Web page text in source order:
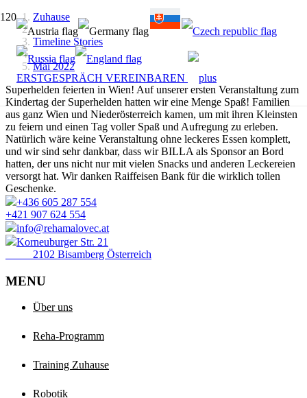
ERSTGESPRÄCH VEREINBAREN
Zuhause
Timeline Stories
Mai 2022
Superhelden feierten in Wien! Auf unserer ersten Veranstaltung zum
Kindertag der Superhelden hatten wir eine Menge Spaß! Familien
aus ganz Wien und Niederösterreich kamen, um mit ihren Kleinsten
zu feiern und einen Tag voller Spaß und Aufregung zu erleben.
Natürlich wäre keine Veranstaltung ohne leckeres Essen komplett,
und wir sind sehr dankbar, dass wir BILLA als Sponsor an Bord
hatten, der uns nicht nur mit vielen Snacks und anderen Leckereien
versorgt hat. Wir danken Raiffeisen Bank für die wirklich tollen
Geschenke.
+436 605 287 554
+421 907 624 554
info@rehamalovec.at
Korneuburger Str. 21
2102 Bisamberg Österreich
MENU
Über uns
Reha-Programm
Training Zuhause
Robotik